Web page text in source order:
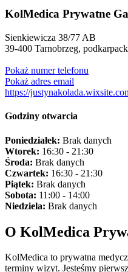
KolMedica Prywatne
Sienkiewicza 38/77 AB
39-400 Tarnobrzeg,
Pokaż numer telefonu
Pokaż adres email
https://
Godziny otwarcia
Poniedziałek: Brak danych
Wtorek: 16:30 - 21:30
Środa: Brak danych
Czwartek: 16:30 - 21:30
Piątek: Brak danych
Sobota: 11:00 - 14:00
Niedziela: Brak danych
O KolMedica
KolMedica to prywatna
terminy wizyt. Jesteśmy